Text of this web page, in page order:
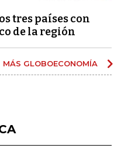
tres países con
de la región
MÁS GLOBOECONOMÍA